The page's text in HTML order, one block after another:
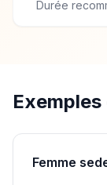
Durée
Femme